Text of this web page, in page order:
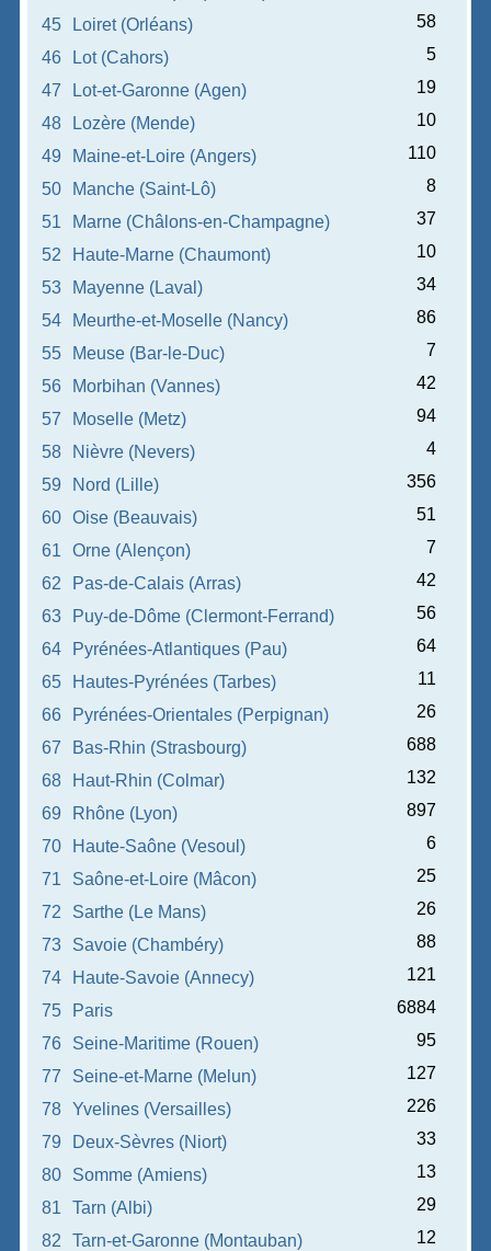
45
Loiret (Orléans)
58
46
Lot (Cahors)
5
47
Lot-et-Garonne (Agen)
19
48
Lozère (Mende)
10
49
Maine-et-Loire (Angers)
110
50
Manche (Saint-Lô)
8
51
Marne (Châlons-en-Champagne)
37
52
Haute-Marne (Chaumont)
10
53
Mayenne (Laval)
34
54
Meurthe-et-Moselle (Nancy)
86
55
Meuse (Bar-le-Duc)
7
56
Morbihan (Vannes)
42
57
Moselle (Metz)
94
58
Nièvre (Nevers)
4
59
Nord (Lille)
356
60
Oise (Beauvais)
51
61
Orne (Alençon)
7
62
Pas-de-Calais (Arras)
42
63
Puy-de-Dôme (Clermont-Ferrand)
56
64
Pyrénées-Atlantiques (Pau)
64
65
Hautes-Pyrénées (Tarbes)
11
66
Pyrénées-Orientales (Perpignan)
26
67
Bas-Rhin (Strasbourg)
688
68
Haut-Rhin (Colmar)
132
69
Rhône (Lyon)
897
70
Haute-Saône (Vesoul)
6
71
Saône-et-Loire (Mâcon)
25
72
Sarthe (Le Mans)
26
73
Savoie (Chambéry)
88
74
Haute-Savoie (Annecy)
121
75
Paris
6884
76
Seine-Maritime (Rouen)
95
77
Seine-et-Marne (Melun)
127
78
Yvelines (Versailles)
226
79
Deux-Sèvres (Niort)
33
80
Somme (Amiens)
13
81
Tarn (Albi)
29
82
Tarn-et-Garonne (Montauban)
12